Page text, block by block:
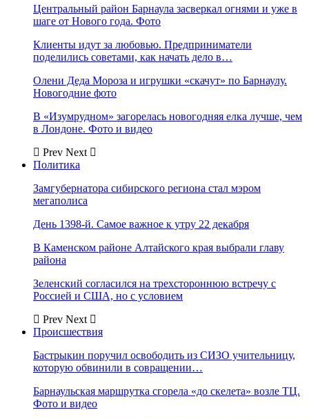
Центральный район Барнаула засверкал огнями и уже в
шаге от Нового года. Фото
Клиенты идут за любовью. Предприниматели
поделились советами, как начать дело в…
Олени Деда Мороза и игрушки «скачут» по Барнаулу.
Новогодние фото
В «Изумрудном» загорелась новогодняя елка лучше, чем
в Лондоне. Фото и видео
Prev Next
Политика
Замгубернатора сибирского региона стал мэром
мегаполиса
День 1398-й. Самое важное к утру 22 декабря
В Каменском районе Алтайского края выбрали главу
района
Зеленский согласился на трехстороннюю встречу с
Россией и США, но с условием
Prev Next
Происшествия
Бастрыкин поручил освободить из СИЗО учительницу,
которую обвинили в совращении…
Барнаульская маршрутка сгорела «до скелета» возле ТЦ.
Фото и видео